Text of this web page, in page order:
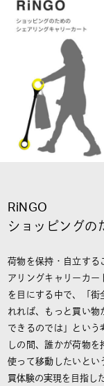
RiNGO
ショッピングの
荷物を保持・自立する
アリングキャリーカー
を目にする中で、「街
れれば、もっと買い物
できるのでは」という
しの間、誰かが荷物
使って移動したいとい
買体験の実現を目指し